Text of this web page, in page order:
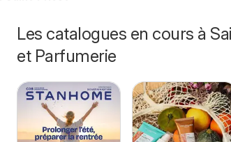
Les catalogues en cours à
et Parfumerie